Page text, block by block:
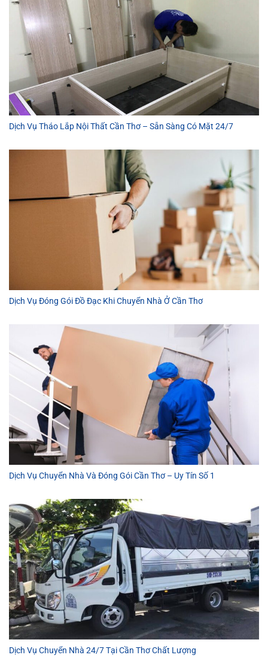
Dịch Vụ Tháo Lắp Nội Thất Cần Thơ – Sẵn Sàng Có Mặt 24/7
Dịch Vụ Đóng Gói Đồ Đạc Khi Chuyển Nhà Ở Cần Thơ
Dịch Vụ Chuyển Nhà Và Đóng Gói Cần Thơ – Uy Tín Số 1
Dịch Vụ Chuyển Nhà 24/7 Tại Cần Thơ Chất Lượng